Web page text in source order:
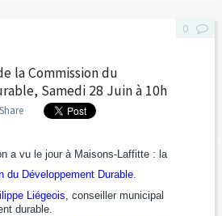
la Commission du
Samedi 28 Juin à 10h
Share
a vu le jour à Maisons-Laffitte : la
du Développement Durable.
Liégeois , conseiller municipal
durable.
0